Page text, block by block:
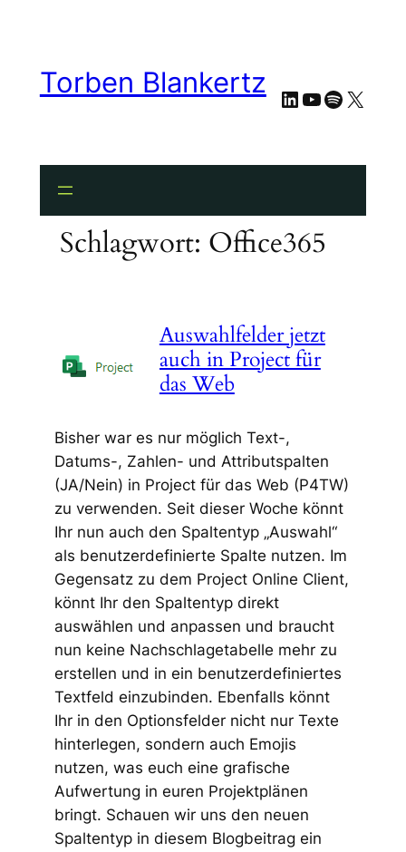
springenTorben Blankertz LinkedIn
YouTube
Spotify
X
Schlagwort: Office365
Auswahlfelder jetzt
auch in Project für
das Web
Bisher war es nur möglich Text-,
Datums-, Zahlen- und Attributspalten
(JA/Nein) in Project für das Web (P4TW)
zu verwenden. Seit dieser Woche könnt
Ihr nun auch den Spaltentyp „Auswahl“
als benutzerdefinierte Spalte nutzen. Im
Gegensatz zu dem Project Online Client,
könnt Ihr den Spaltentyp direkt
auswählen und anpassen und braucht
nun keine Nachschlagetabelle mehr zu
erstellen und in ein benutzerdefiniertes
Textfeld einzubinden. Ebenfalls könnt
Ihr in den Optionsfelder nicht nur Texte
hinterlegen, sondern auch Emojis
nutzen, was euch eine grafische
Aufwertung in euren Projektplänen
bringt. Schauen wir uns den neuen
Spaltentyp in diesem Blogbeitrag ein